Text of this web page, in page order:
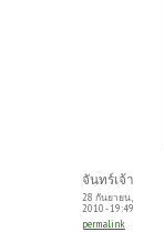
จันทร์เจ้า
28 กันยายน,
2010 - 19:49
permalink